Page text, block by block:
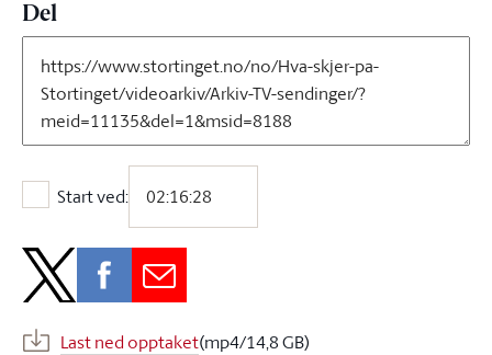
Del
Start ved:
Start ved:
Last ned opptaket(mp4/14,8 GB)